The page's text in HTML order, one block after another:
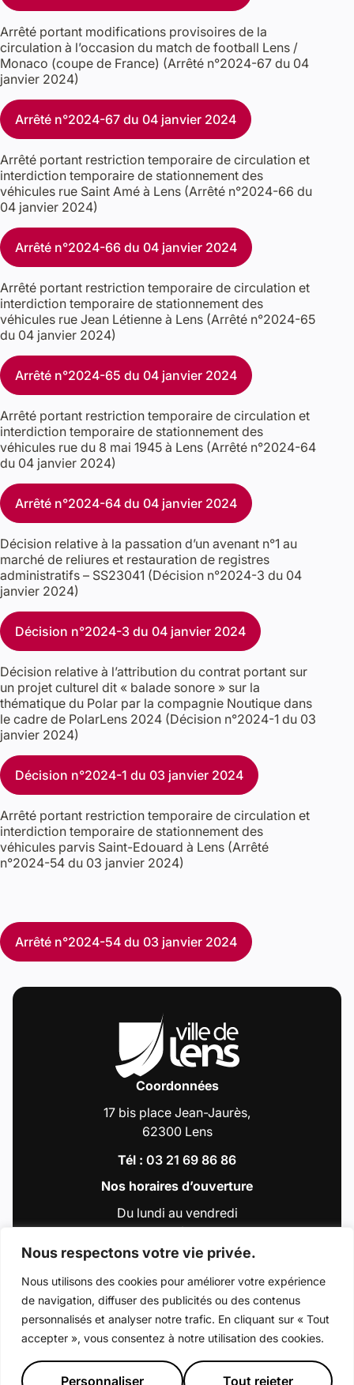
Nous respectons votre vie privée.
Nous utilisons des cookies pour améliorer votre expérience
de navigation, diffuser des publicités ou des contenus
personnalisés et analyser notre trafic. En cliquant sur « Tout
accepter », vous consentez à notre utilisation des cookies.
Personnaliser Tout rejeter
Arrêté portant modifications provisoires de la
circulation à l’occasion du match de football Lens /
Monaco (coupe de France) (Arrêté n°2024-67 du 04
janvier 2024)
Arrêté n°2024-67 du 04 janvier 2024
Arrêté portant restriction temporaire de circulation et
interdiction temporaire de stationnement des
véhicules rue Saint Amé à Lens (Arrêté n°2024-66 du
04 janvier 2024)
Arrêté n°2024-66 du 04 janvier 2024
Arrêté portant restriction temporaire de circulation et
interdiction temporaire de stationnement des
véhicules rue Jean Létienne à Lens (Arrêté n°2024-65
du 04 janvier 2024)
Arrêté n°2024-65 du 04 janvier 2024
Arrêté portant restriction temporaire de circulation et
interdiction temporaire de stationnement des
véhicules rue du 8 mai 1945 à Lens (Arrêté n°2024-64
du 04 janvier 2024)
Arrêté n°2024-64 du 04 janvier 2024
Décision relative à la passation d’un avenant n°1 au
marché de reliures et restauration de registres
administratifs – SS23041 (Décision n°2024-3 du 04
janvier 2024)
Décision n°2024-3 du 04 janvier 2024
Décision relative à l’attribution du contrat portant sur
un projet culturel dit « balade sonore » sur la
thématique du Polar par la compagnie Noutique dans
le cadre de PolarLens 2024 (Décision n°2024-1 du 03
janvier 2024)
Décision n°2024-1 du 03 janvier 2024
Arrêté portant restriction temporaire de circulation et
interdiction temporaire de stationnement des
véhicules parvis Saint-Edouard à Lens (Arrêté
n°2024-54 du 03 janvier 2024)
Arrêté n°2024-54 du 03 janvier 2024
Coordonnées
17 bis place Jean-Jaurès,
62300 Lens
Tél : 03 21 69 86 86
Nos horaires d’ouverture
Du lundi au vendredi
de 9h00 à 12h30
et de 13h30 à 18h00
Accéder au compte : Facebook (Lien
Accéder au compte : Instagram (Lien
Accéder au compte : Linkedin
Accéder au compte :
Accéder au compte :
Déclaration d’accessibilité